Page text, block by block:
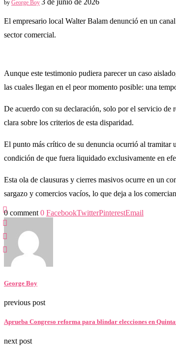
by George Boy
El empresario local Walter Balam denunció en un
sector comercial.
Aunque este testimonio pudiera parecer un caso
las cuales llegan en el peor momento posible: una
De acuerdo con su declaración, solo por el servicio de
clara sobre los criterios de esta disparidad.
El punto más crítico de su denuncia ocurrió al tramitar
condición de que fuera liquidado exclusivamente en
Esta ola de clausuras y cierres masivos ocurre en un
sargazo y comercios vacíos, lo que deja a los
0 comment 0 FacebookTwitterPinterestEmail
George Boy
previous post
Aprueba Congreso reforma para blindar elecciones en
next post